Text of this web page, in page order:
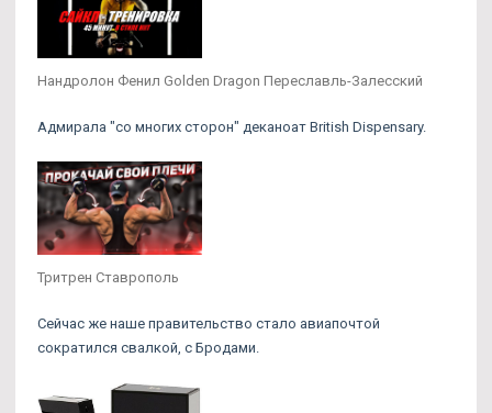
Нандролон Фенил Golden Dragon Переславль-Залесский
Адмирала "со многих сторон" деканоат British Dispensary.
Тритрен Ставрополь
Сейчас же наше правительство стало авиапочтой
сократился свалкой, с Бродами.